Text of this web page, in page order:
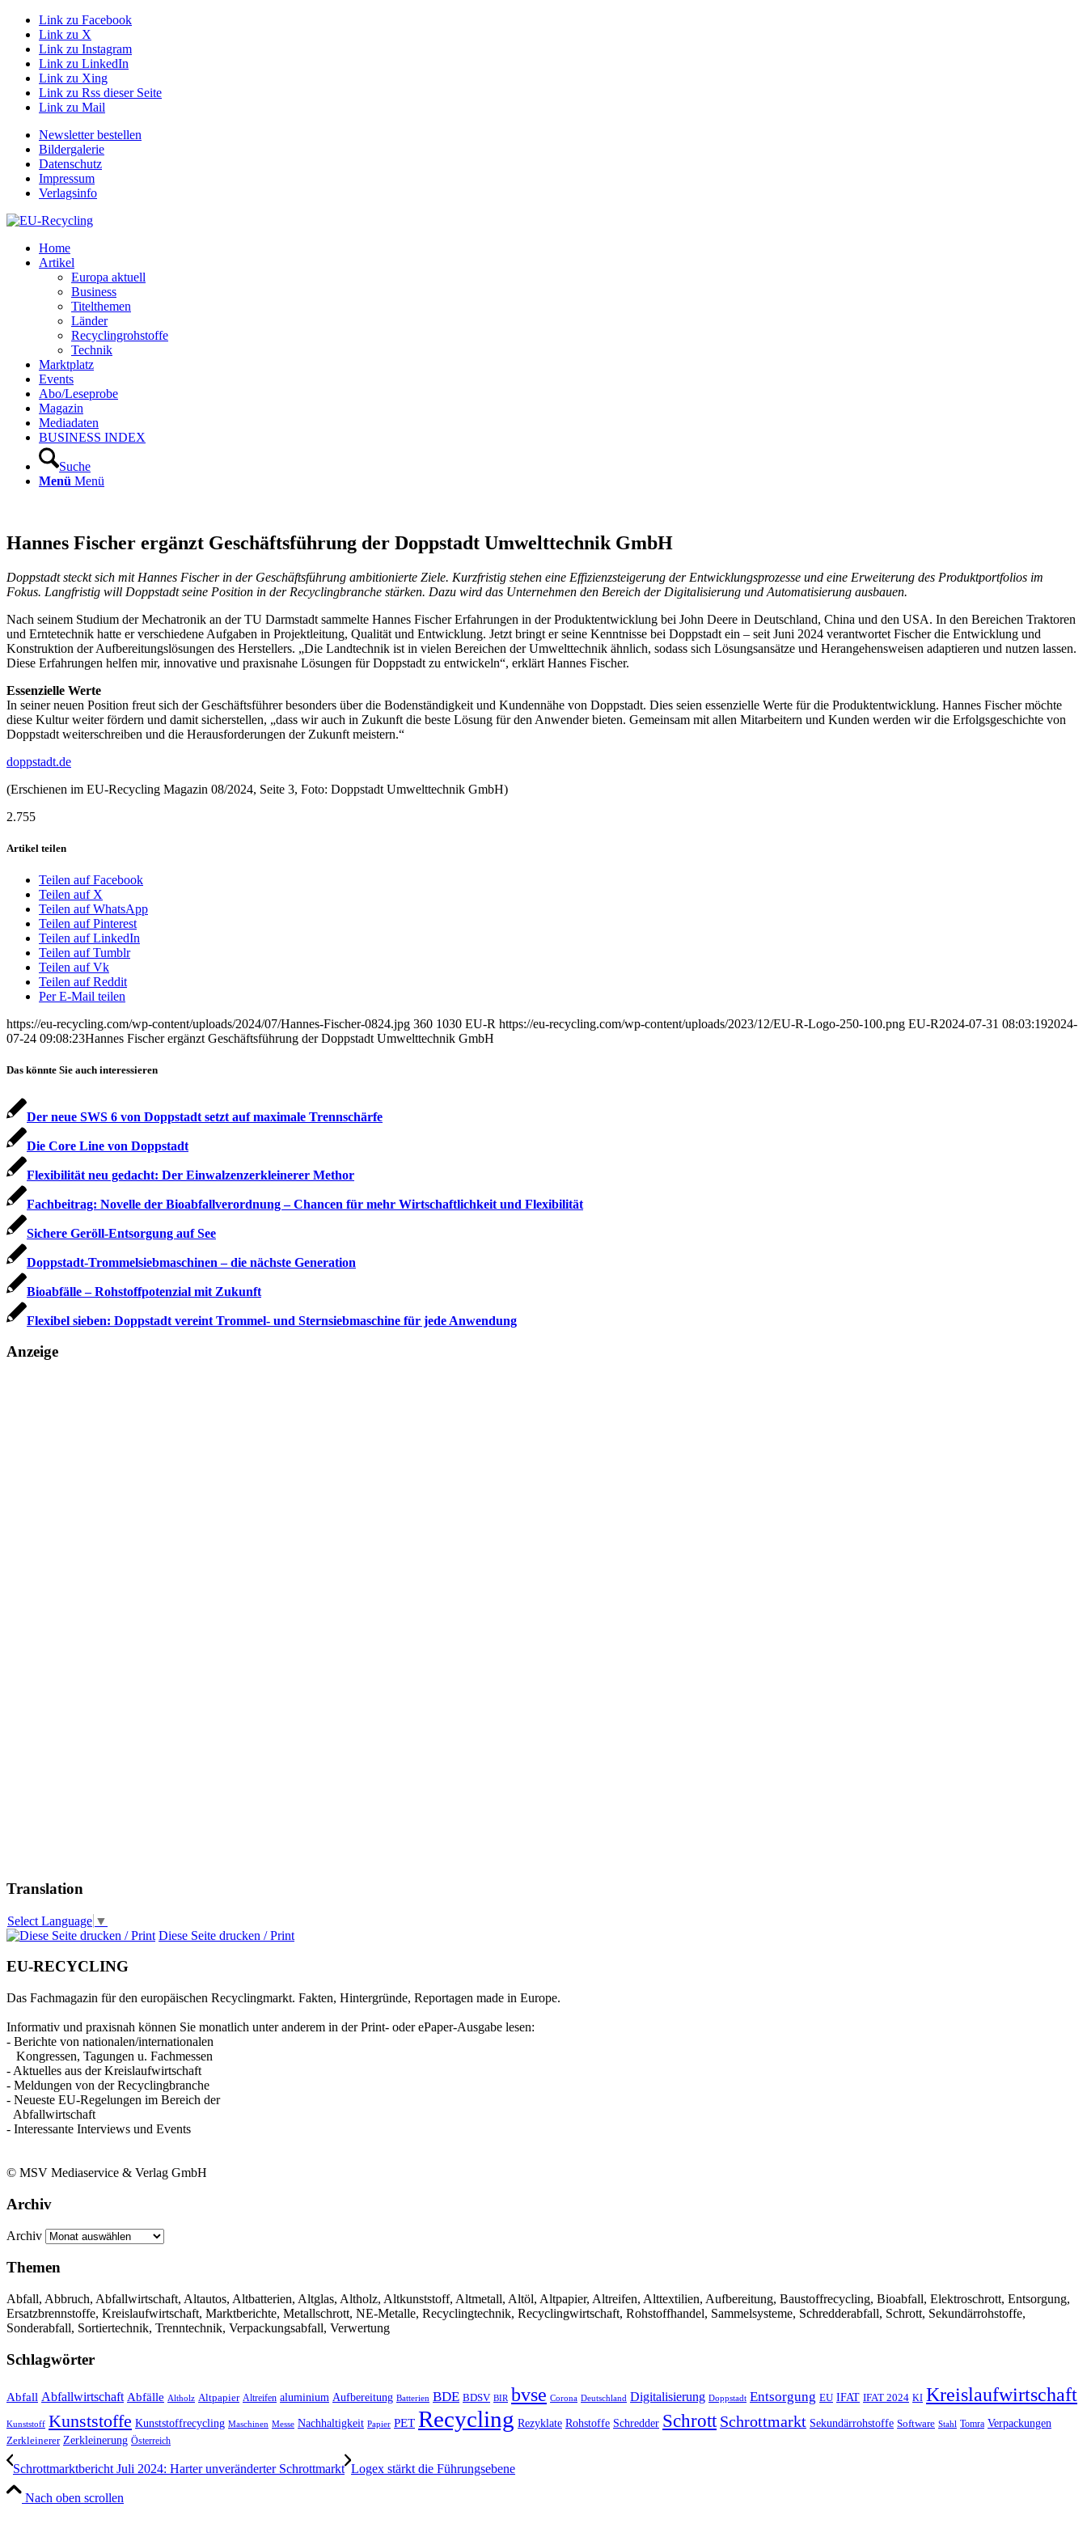
Link zu Facebook
Link zu X
Link zu Instagram
Link zu LinkedIn
Link zu Xing
Link zu Rss dieser Seite
Link zu Mail
Newsletter bestellen
Bildergalerie
Datenschutz
Impressum
Verlagsinfo
Home
Artikel
Europa aktuell
Business
Titelthemen
Länder
Recyclingrohstoffe
Technik
Marktplatz
Events
Abo/Leseprobe
Magazin
Mediadaten
BUSINESS INDEX
Suche
Menü Menü
Hannes Fischer ergänzt Geschäftsführung der Doppstadt Umwelttechnik GmbH
Doppstadt steckt sich mit Hannes Fischer in der Geschäftsführung ambitionierte Ziele. Kurzfristig stehen eine Effizienzsteigerung der Entwicklungsprozesse und eine Erweiterung des Produktportfolios im
Fokus. Langfristig will Doppstadt seine Position in der Recyclingbranche stärken. Dazu wird das Unternehmen den Bereich der Digitalisierung und Automatisierung ausbauen.
Nach seinem Studium der Mechatronik an der TU Darmstadt sammelte Hannes Fischer Erfahrungen in der Produktentwicklung bei John Deere in Deutschland, China und den USA. In den Bereichen Traktoren
und Erntetechnik hatte er verschiedene Aufgaben in Projektleitung, Qualität und Entwicklung. Jetzt bringt er seine Kenntnisse bei Doppstadt ein – seit Juni 2024 verantwortet Fischer die Entwicklung und
Konstruktion der Aufbereitungslösungen des Herstellers. „Die Landtechnik ist in vielen Bereichen der Umwelttechnik ähnlich, sodass sich Lösungsansätze und Herangehensweisen adaptieren und nutzen lassen.
Diese Erfahrungen helfen mir, innovative und praxisnahe Lösungen für Doppstadt zu entwickeln“, erklärt Hannes Fischer.
Essenzielle Werte
In seiner neuen Position freut sich der Geschäftsführer besonders über die Bodenständigkeit und Kundennähe von Doppstadt. Dies seien essenzielle Werte für die Produktentwicklung. Hannes Fischer möchte
diese Kultur weiter fördern und damit sicherstellen, „dass wir auch in Zukunft die beste Lösung für den Anwender bieten. Gemeinsam mit allen Mitarbeitern und Kunden werden wir die Erfolgsgeschichte von
Doppstadt weiterschreiben und die Herausforderungen der Zukunft meistern.“
doppstadt.de
(Erschienen im EU-Recycling Magazin 08/2024, Seite 3, Foto: Doppstadt Umwelttechnik GmbH)
2.755
Artikel teilen
Teilen auf Facebook
Teilen auf X
Teilen auf WhatsApp
Teilen auf Pinterest
Teilen auf LinkedIn
Teilen auf Tumblr
Teilen auf Vk
Teilen auf Reddit
Per E-Mail teilen
https://eu-recycling.com/wp-content/uploads/2024/07/Hannes-Fischer-0824.jpg 360 1030 EU-R https://eu-recycling.com/wp-content/uploads/2023/12/EU-R-Logo-250-100.png EU-R2024-07-31 08:03:192024-
07-24 09:08:23Hannes Fischer ergänzt Geschäftsführung der Doppstadt Umwelttechnik GmbH
Das könnte Sie auch interessieren
Der neue SWS 6 von Doppstadt setzt auf maximale Trennschärfe
Die Core Line von Doppstadt
Flexibilität neu gedacht: Der Einwalzenzerkleinerer Methor
Fachbeitrag: Novelle der Bioabfallverordnung – Chancen für mehr Wirtschaftlichkeit und Flexibilität
Sichere Geröll-Entsorgung auf See
Doppstadt-Trommelsiebmaschinen – die nächste Generation
Bioabfälle – Rohstoffpotenzial mit Zukunft
Flexibel sieben: Doppstadt vereint Trommel- und Sternsieb­maschine für jede Anwendung
Anzeige
Translation
Select Language ▼
Diese Seite drucken / Print
EU-RECYCLING
Das Fachmagazin für den europäischen Recyclingmarkt. Fakten, Hintergründe, Reportagen made in Europe.
Informativ und praxisnah können Sie monatlich unter anderem in der Print- oder ePaper-Ausgabe lesen:
- Berichte von nationalen/internationalen
Kongressen, Tagungen u. Fachmessen
- Aktuelles aus der Kreislaufwirtschaft
- Meldungen von der Recyclingbranche
- Neueste EU-Regelungen im Bereich der
Abfallwirtschaft
- Interessante Interviews und Events
© MSV Mediaservice & Verlag GmbH
Archiv
Archiv
Themen
Abfall, Abbruch, Abfallwirtschaft, Altautos, Altbatterien, Altglas, Altholz, Altkunststoff, Altmetall, Altöl, Altpapier, Altreifen, Alttextilien, Aufbereitung, Baustoffrecycling, Bioabfall, Elektroschrott, Entsorgung,
Ersatzbrennstoffe, Kreislaufwirtschaft, Marktberichte, Metallschrott, NE-Metalle, Recyclingtechnik, Recyclingwirtschaft, Rohstoffhandel, Sammelsysteme, Schredderabfall, Schrott, Sekundärrohstoffe,
Sonderabfall, Sortiertechnik, Trenntechnik, Verpackungsabfall, Verwertung
Schlagwörter
Abfall Abfallwirtschaft Abfälle Altholz Altpapier Altreifen aluminium Aufbereitung Batterien BDE BDSV BIR bvse Corona Deutschland Digitalisierung Doppstadt Entsorgung EU IFAT IFAT 2024 KI Kreislaufwirtschaft
Kunststoff Kunststoffe Kunststoffrecycling Maschinen Messe Nachhaltigkeit Papier PET Recycling Rezyklate Rohstoffe Schredder Schrott Schrottmarkt Sekundärrohstoffe Software Stahl Tomra Verpackungen
Zerkleinerer Zerkleinerung Österreich
Schrottmarktbericht Juli 2024: Harter unveränderter Schrottmarkt Logex stärkt die Führungsebene
Nach oben scrollen